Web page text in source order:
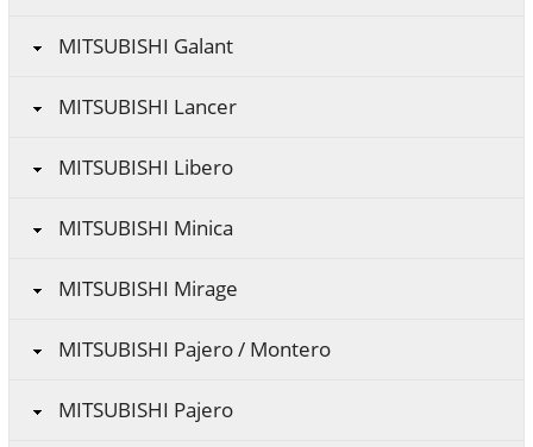
MITSUBISHI Galant
MITSUBISHI Lancer
MITSUBISHI Libero
MITSUBISHI Minica
MITSUBISHI Mirage
MITSUBISHI Pajero / Montero
MITSUBISHI Pajero